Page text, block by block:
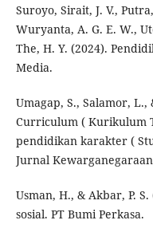
Suroyo, Sirait, J. V.,
Wuryanta, A. G. E. W.,
The, H. Y. (2024).
Media.
Umagap, S., Salamor,
Curriculum ( Kurikulum
pendidikan karakter (
Jurnal
Usman, H., & Akbar, P.
sosial. PT Bumi Perkasa.